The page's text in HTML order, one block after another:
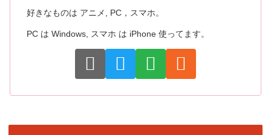
好きなものは アニメ, PC，スマホ。
PC は Windows, スマホ は iPhone 使ってます。